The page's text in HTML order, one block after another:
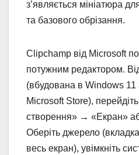
з’являється мініатюра
та базового обрізання.
Clipchamp від Microsoft
потужним редактором.
(вбудована в Windows 11
Microsoft Store),
створення» → «Екран»
Оберіть джерело
весь екран), увімкніть